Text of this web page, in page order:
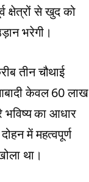
क्षेत्रों से खुद को
भरेगी।
तीन चौथाई
केवल 60 लाख
का आधार
में महत्वपूर्ण
था।